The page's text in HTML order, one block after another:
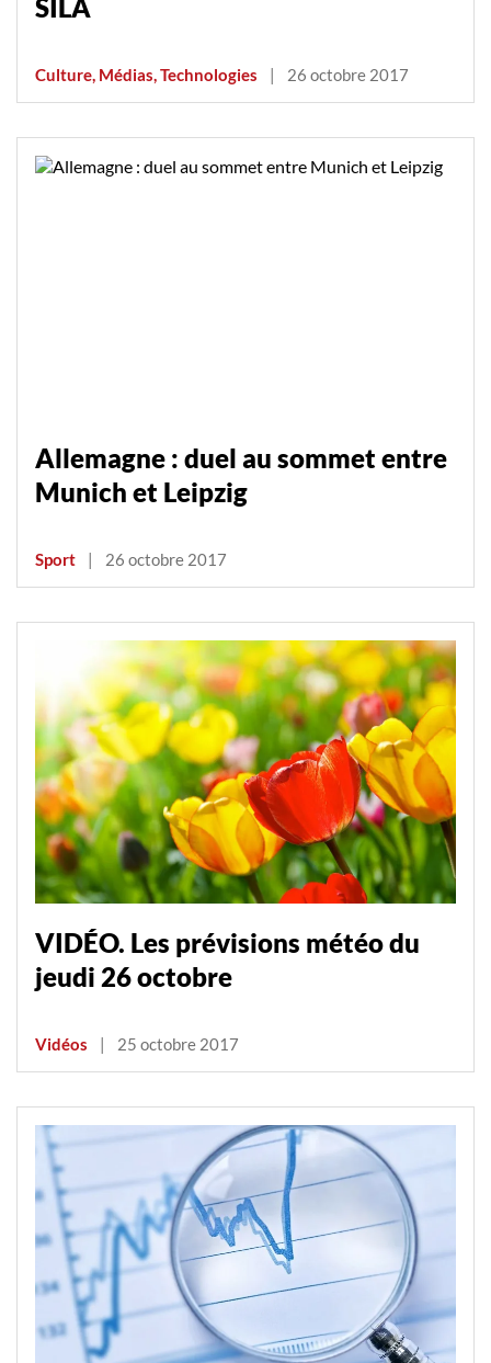
SILA
Culture, Médias, Technologies | 26 octobre 2017
Allemagne : duel au sommet entre
Munich et Leipzig
Sport | 26 octobre 2017
VIDÉO. Les prévisions météo du
jeudi 26 octobre
Vidéos | 25 octobre 2017